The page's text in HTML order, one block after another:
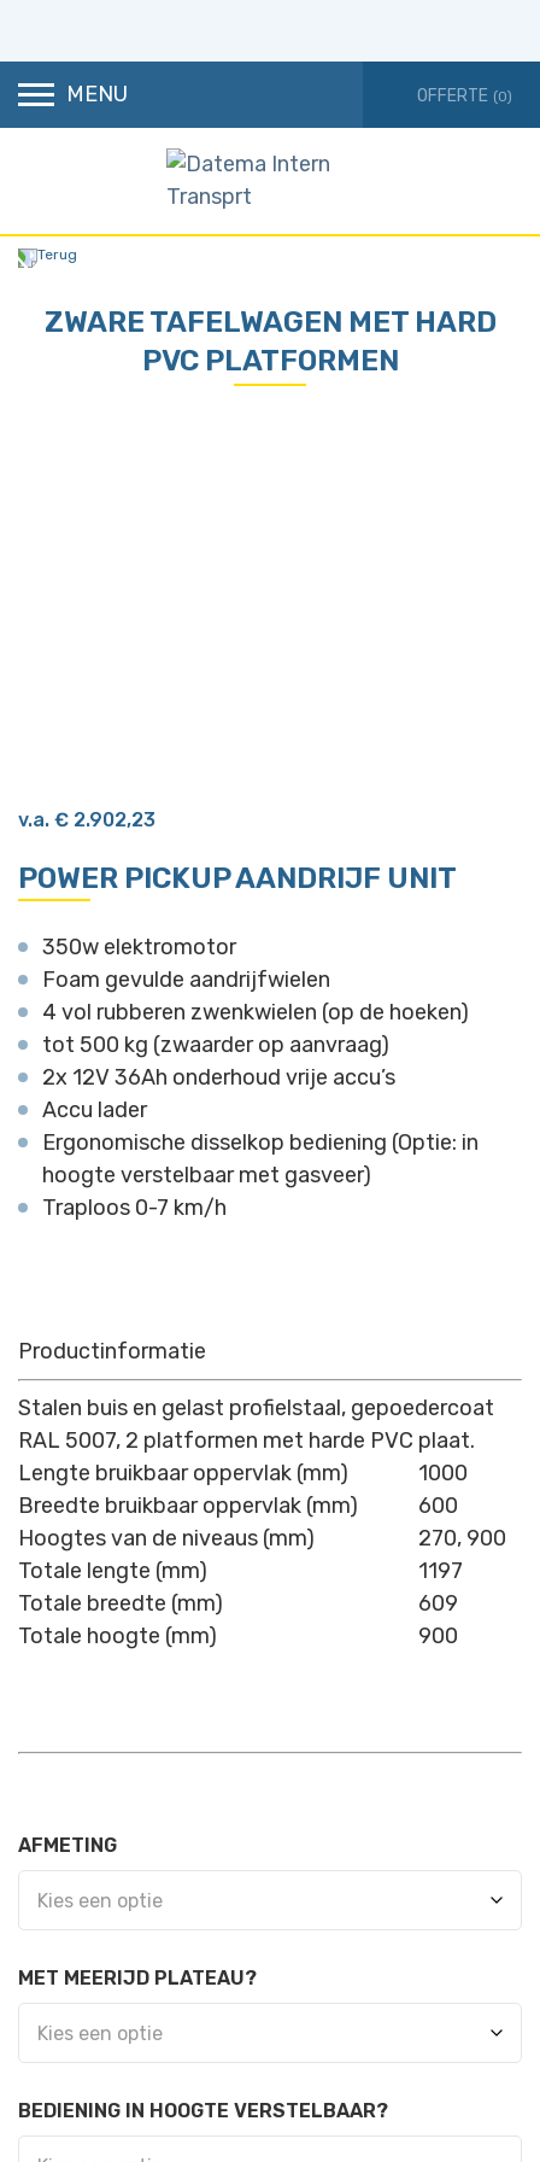
MENU (0)
Terug
ZWARE TAFELWAGEN MET HARD
PVC PLATFORMEN
v.a. € 2.902,23
POWER PICKUP AANDRIJF UNIT
350w elektromotor
Foam gevulde aandrijfwielen
4 vol rubberen zwenkwielen (op de hoeken)
tot 500 kg (zwaarder op aanvraag)
2x 12V 36Ah onderhoud vrije accu’s
Accu lader
Ergonomische disselkop bediening (Optie: in
hoogte verstelbaar met gasveer)
Traploos 0-7 km/h
Productinformatie
Stalen buis en gelast profielstaal, gepoedercoat
RAL 5007, 2 platformen met harde PVC plaat.
Lengte bruikbaar oppervlak (mm)
1000
Breedte bruikbaar oppervlak (mm)
600
Hoogtes van de niveaus (mm)
270, 900
Totale lengte (mm)
1197
Totale breedte (mm)
609
Totale hoogte (mm)
900
AFMETING
MET MEERIJD PLATEAU?
BEDIENING IN HOOGTE VERSTELBAAR?